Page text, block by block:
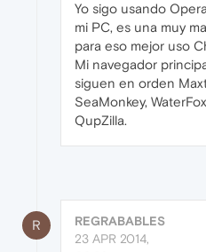
Yo sigo usando
mi PC, es una muy
para eso mejor uso
Mi navegador
siguen en orden
SeaMonkey,
QupZilla.
R
REGRABABLES
23 APR 2014,